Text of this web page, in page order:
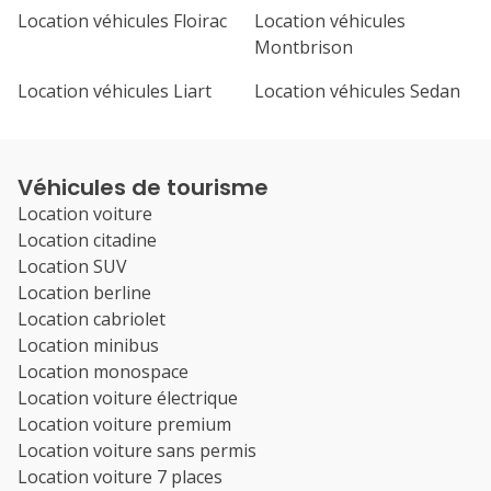
Location véhicules Floirac
Location véhicules
Montbrison
Location véhicules Liart
Location véhicules Sedan
Véhicules de tourisme
Location voiture
Location citadine
Location SUV
Location berline
Location cabriolet
Location minibus
Location monospace
Location voiture électrique
Location voiture premium
Location voiture sans permis
Location voiture 7 places